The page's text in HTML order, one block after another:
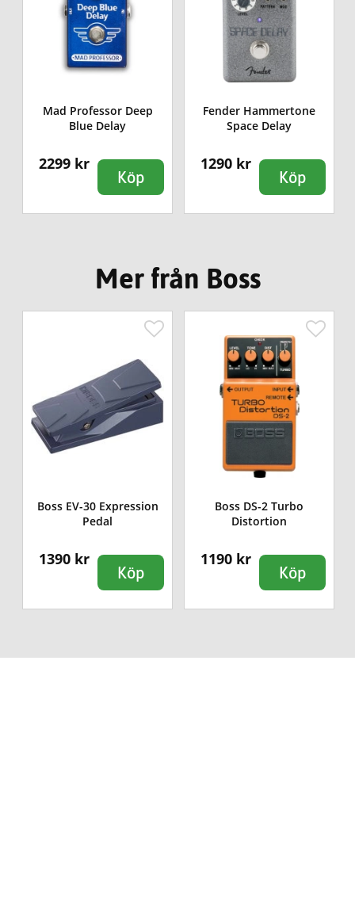
Mad Professor Deep
Blue Delay
2299 kr
Köp
Fender Hammertone
Space Delay
1290 kr
Köp
Mer från Boss
Boss EV-30 Expression
Pedal
1390 kr
Köp
Boss DS-2 Turbo
Distortion
1190 kr
Köp